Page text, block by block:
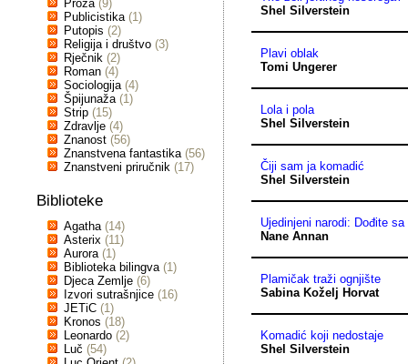
Proza (9)
Publicistika (1)
Putopis (2)
Religija i društvo (3)
Rječnik (2)
Roman (4)
Sociologija (4)
Špijunaža (1)
Strip (15)
Zdravlje (4)
Znanost (56)
Znanstvena fantastika (56)
Znanstveni priručnik (17)
Biblioteke
Agatha (14)
Asterix (11)
Aurora (1)
Biblioteka bilingva (1)
Djeca Zemlje (6)
Izvori sutrašnjice (16)
JETiC (1)
Kronos (18)
Leonardo (2)
Luč (54)
Shel Silverstein
Plavi oblak
Tomi Ungerer
Lola i pola
Shel Silverstein
Čiji sam ja komadić
Shel Silverstein
Ujedinjeni narodi: Dođite sa
Nane Annan
Plamičak traži ognjište
Sabina Koželj Horvat
Komadić koji nedostaje
Shel Silverstein